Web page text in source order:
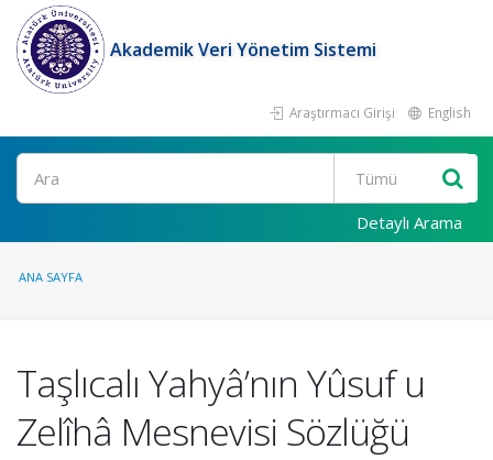
Akademik Veri Yönetim Sistemi
Araştırmacı Girişi English
Ara
Detaylı Arama
ANA SAYFA
Taşlıcalı Yahyâ’nın Yûsuf u
Zelîhâ Mesnevisi Sözlüğü